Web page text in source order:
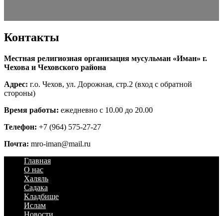
Контакты
Местная религиозная организация мусульман «Иман» г.
Чехова и Чеховского района
Адрес: г.о. Чехов, ул. Дорожная, стр.2 (вход с обратной
стороны)
Время работы: ежедневно с 10.00 до 20.00
Телефон: +7 (964) 575-27-27
Почта: mro-iman@mail.ru
Главная
О нас
Халяль
Садака
Кладбище
Ислам
Новости